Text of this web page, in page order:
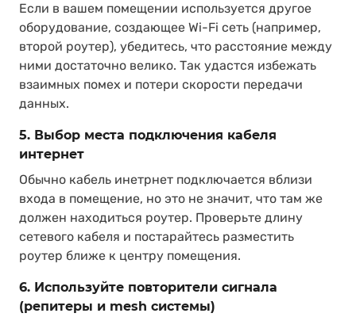
Если в вашем помещении используется другое
оборудование, создающее Wi-Fi сеть (например,
второй роутер), убедитесь, что расстояние между
ними достаточно велико. Так удастся избежать
взаимных помех и потери скорости передачи
данных.
5. Выбор места подключения кабеля
интернет
Обычно кабель инетрнет подключается вблизи
входа в помещение, но это не значит, что там же
должен находиться роутер. Проверьте длину
сетевого кабеля и постарайтесь разместить
роутер ближе к центру помещения.
6. Используйте повторители сигнала
(репитеры и mesh системы)